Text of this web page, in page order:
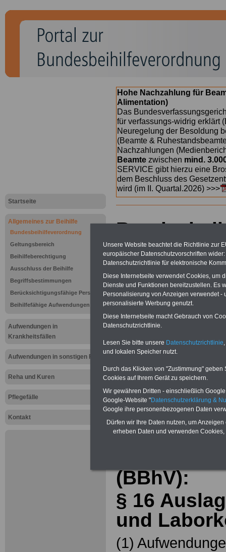
Startseite
Allgemeines zur Beihilfe
Bundesbeihilfeverordnung
Geltungsbereich
Beihilfeberechtigung
Ausschluss der Beihilfe
Begriffsbestimmungen
Berücksichtigungsfähige Personen
Beihilfefähige Aufwendungen
Aufwendungen in
Krankheitsfällen
Aufwendungen in sonstigen Fällen
Reha und Kuren
Pflegefälle
Kontakt
Hohe Nachzahlung für
Alimentation)
Das
für verfassungs-widrig erklärt
Neuregelung der Besoldung
(Beamte &
Nachzahlungen
Beamte zwischen mind.
SERVICE gibt hierzu eine
dem Beschluss des
wird (im II. Quartal.2026) >>>
§ 16
und
Vorteile für den öffentlichen
Vergleichen und sparen:
Berufsunfähigkeitsabsicherung-
Kapitalanlagen
Krankenversicherung - zuerst
Vergleich Gesetzliche
Brutto/Netto:>>>hier können Sie
ausrechnen lassen
Zur Übersicht
(BBhV):
§ 16
und
(1)
Unsere Website beachtet die Richtlinie zur
europäischer Datenschutzvorschriften
Datenschutzrichtlinie für elektronische
Diese Internetseite verwendet Cookies, um
Dienste und Funktionen bereitzustellen. Es
Personalisierung von Anzeigen verwendet
personalisierte Werbung genutzt.
Diese Internetseite macht Gebrauch von
Datenschutzrichtlinie.
Lesen Sie bitte unsere Datenschutzrichtlinie
und lokalen Speicher nutzt.
Durch das Klicken von "Zustimmung"
Cookies auf Ihrem Gerät zu speichern.
Wir gewähren Dritten - einschließlich
Google-Website "Datenschutzerklärung &
Google ihre personenbezogenen Daten
Dürfen wir Ihre Daten nutzen, um
erheben Daten und verwenden